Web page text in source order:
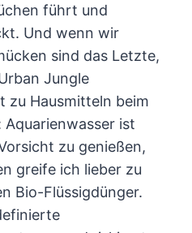
führt und
Und wenn wir
sind das Letzte,
Jungle
zu Hausmitteln beim
Aquarienwasser ist
zu genießen,
greife ich lieber zu
Bio-Flüssigdünger.